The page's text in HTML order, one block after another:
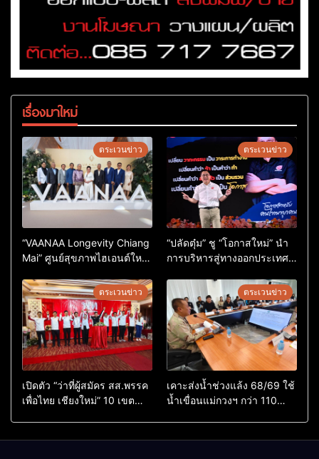
เรื่องมาใหม่
ตระเวนข่าว
“VAANAA Longevity Chiang
Mai” ศูนย์สุขภาพไฮเอนต์ใหญ่
ตระเวนข่าว
“ปลัดตุ๋ม” ชู “โอกาสใหม่” นำ
การบริหารสู่ทางออกประเทศ
ตระเวนข่าว
เปิดตัว “ว่าที่ผู้สมัคร สส.พรรค
เพื่อไทย เชียงใหม่” 10 เขต
ตระเวนข่าว
เคาะส่งน้ำช่วงแล้ง 68/69 ใช้
น้ำเขื่อนแม่กวงฯ กว่า 110